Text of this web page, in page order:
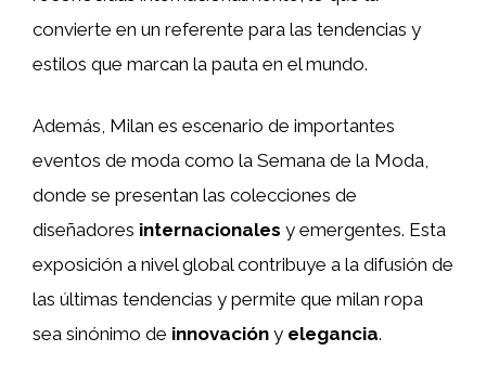
convierte en un referente para las tendencias y
estilos que marcan la pauta en el mundo.
Además, Milan es escenario de importantes
eventos de moda como la Semana de la Moda,
donde se presentan las colecciones de
diseñadores internacionales y emergentes. Esta
exposición a nivel global contribuye a la difusión de
las últimas tendencias y permite que milan ropa
sea sinónimo de innovación y elegancia.